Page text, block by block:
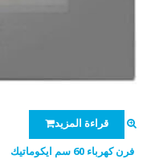
قراءة المزيد
فرن كهرباء 60 سم ايكوماتيك